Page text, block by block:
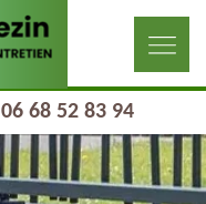
06 68 52 83 94